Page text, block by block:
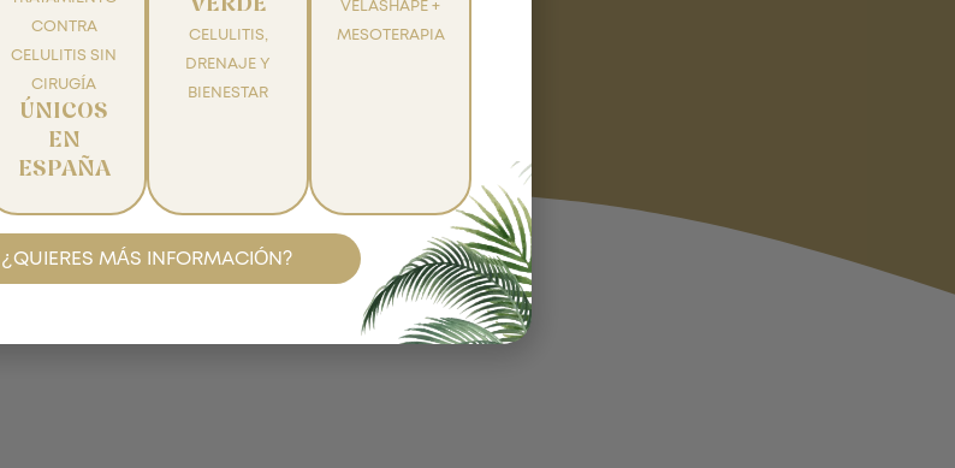
CONTRA
CELULITIS SIN
CIRUGÍA
ÚNICOS
EN
ESPAÑA
VERDE
CELULITIS,
DRENAJE Y
BIENESTAR
VELASHAPE +
MESOTERAPIA
¿QUIERES MÁS INFORMACIÓN?